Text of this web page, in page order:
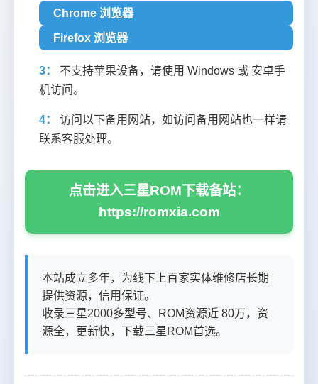
Chrome 浏览器
Firefox 浏览器
3：
不支持苹果设备，请使用 Windows 或 安卓手
机访问。
4：
访问以下备用网站，如访问备用网站也一样请
联系客服处理。
点击进入三星ROM下载备站：
https://romxia.com
本站成立多年，为线下上百家实体维修店长期
提供资源，信用保证。
收录三星2000多型号、ROM资源近 80万，资
源全，更新快，下载三星ROM首选。